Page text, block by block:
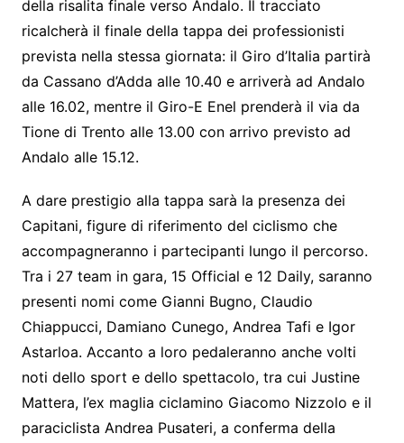
della risalita finale verso Andalo. Il tracciato
ricalcherà il finale della tappa dei professionisti
prevista nella stessa giornata: il Giro d’Italia partirà
da Cassano d’Adda alle 10.40 e arriverà ad Andalo
alle 16.02, mentre il Giro-E Enel prenderà il via da
Tione di Trento alle 13.00 con arrivo previsto ad
Andalo alle 15.12.
A dare prestigio alla tappa sarà la presenza dei
Capitani, figure di riferimento del ciclismo che
accompagneranno i partecipanti lungo il percorso.
Tra i 27 team in gara, 15 Official e 12 Daily, saranno
presenti nomi come Gianni Bugno, Claudio
Chiappucci, Damiano Cunego, Andrea Tafi e Igor
Astarloa. Accanto a loro pedaleranno anche volti
noti dello sport e dello spettacolo, tra cui Justine
Mattera, l’ex maglia ciclamino Giacomo Nizzolo e il
paraciclista Andrea Pusateri, a conferma della